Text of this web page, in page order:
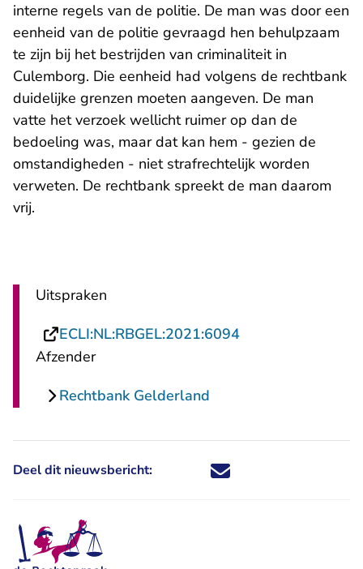
interne regels van de politie. De man was door een
eenheid van de politie gevraagd hen behulpzaam
te zijn bij het bestrijden van criminaliteit in
Culemborg. Die eenheid had volgens de rechtbank
duidelijke grenzen moeten aangeven. De man
vatte het verzoek wellicht ruimer op dan de
bedoeling was, maar dat kan hem - gezien de
omstandigheden - niet strafrechtelijk worden
verweten. De rechtbank spreekt de man daarom
vrij.
Uitspraken
ECLI:NL:RBGEL:2021:6094- U verlaat
Afzender
Rechtbank Gelderland
Deel dit nieuwsbericht: Deel dit nieuwsbericht via X -
Deel dit nieuwsbericht via
Deel dit nieuwsbericht
Deel dit